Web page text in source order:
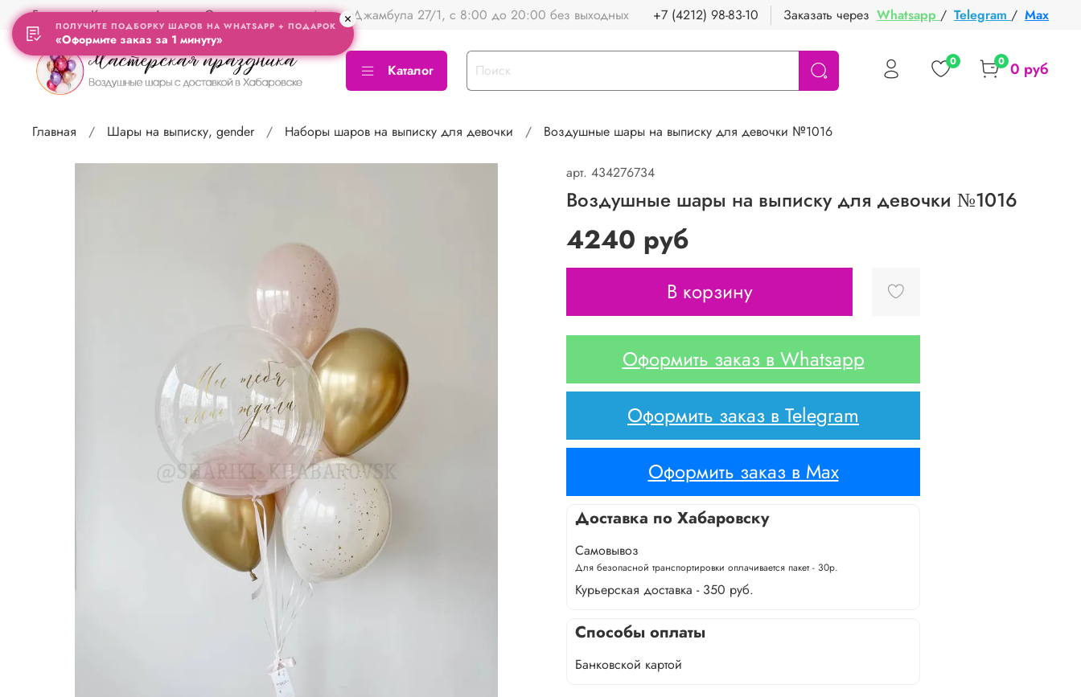
Главная Контакты Акции Отзывы Адрес Джамбула 27/1, с 8:00 до 20:00 без выходных +7 (4212) 98-83-10 Заказать через Whatsapp / Telegram / Max
Каталог 0 0 0 руб
Главная Шары на выписку, gender Наборы шаров на выписку для девочки Воздушные шары на выписку для девочки №1016
арт. 434276734
Воздушные шары на выписку для девочки №1016
4240 руб
В корзину
Оформить заказ в Whatsapp
Оформить заказ в Telegram
Оформить заказ в Max
Доставка по Хабаровску
Самовывоз
Для безопасной транспортировки оплачивается пакет - 30р.
Курьерская доставка - 350 руб.
Способы оплаты
Банковской картой
ПОЛУЧИТЕ ПОДБОРКУ ШАРОВ НА WHATSAPP + ПОДАРОК
«Оформите заказ за 1 минуту»